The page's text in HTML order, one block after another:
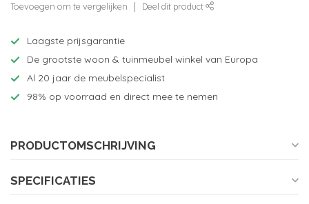
Toevoegen om te vergelijken Deel dit product
Laagste prijsgarantie
De grootste woon & tuinmeubel winkel van Europa
Al 20 jaar de meubelspecialist
98% op voorraad en direct mee te nemen
PRODUCTOMSCHRIJVING
SPECIFICATIES